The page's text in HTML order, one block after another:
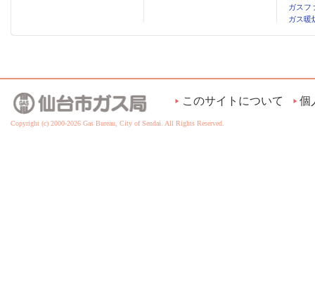
ガスフ
ガス暖
このサイトについて 個
Copyright (c) 2000-2026 Gas Bureau, City of Sendai. All Rights Reserved.